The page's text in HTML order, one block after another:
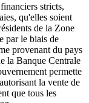
stricts,
qu'elles soient
de la Zone
par le biais de
provenant du pays
la Banque Centrale
permette
la vente de
que tous les